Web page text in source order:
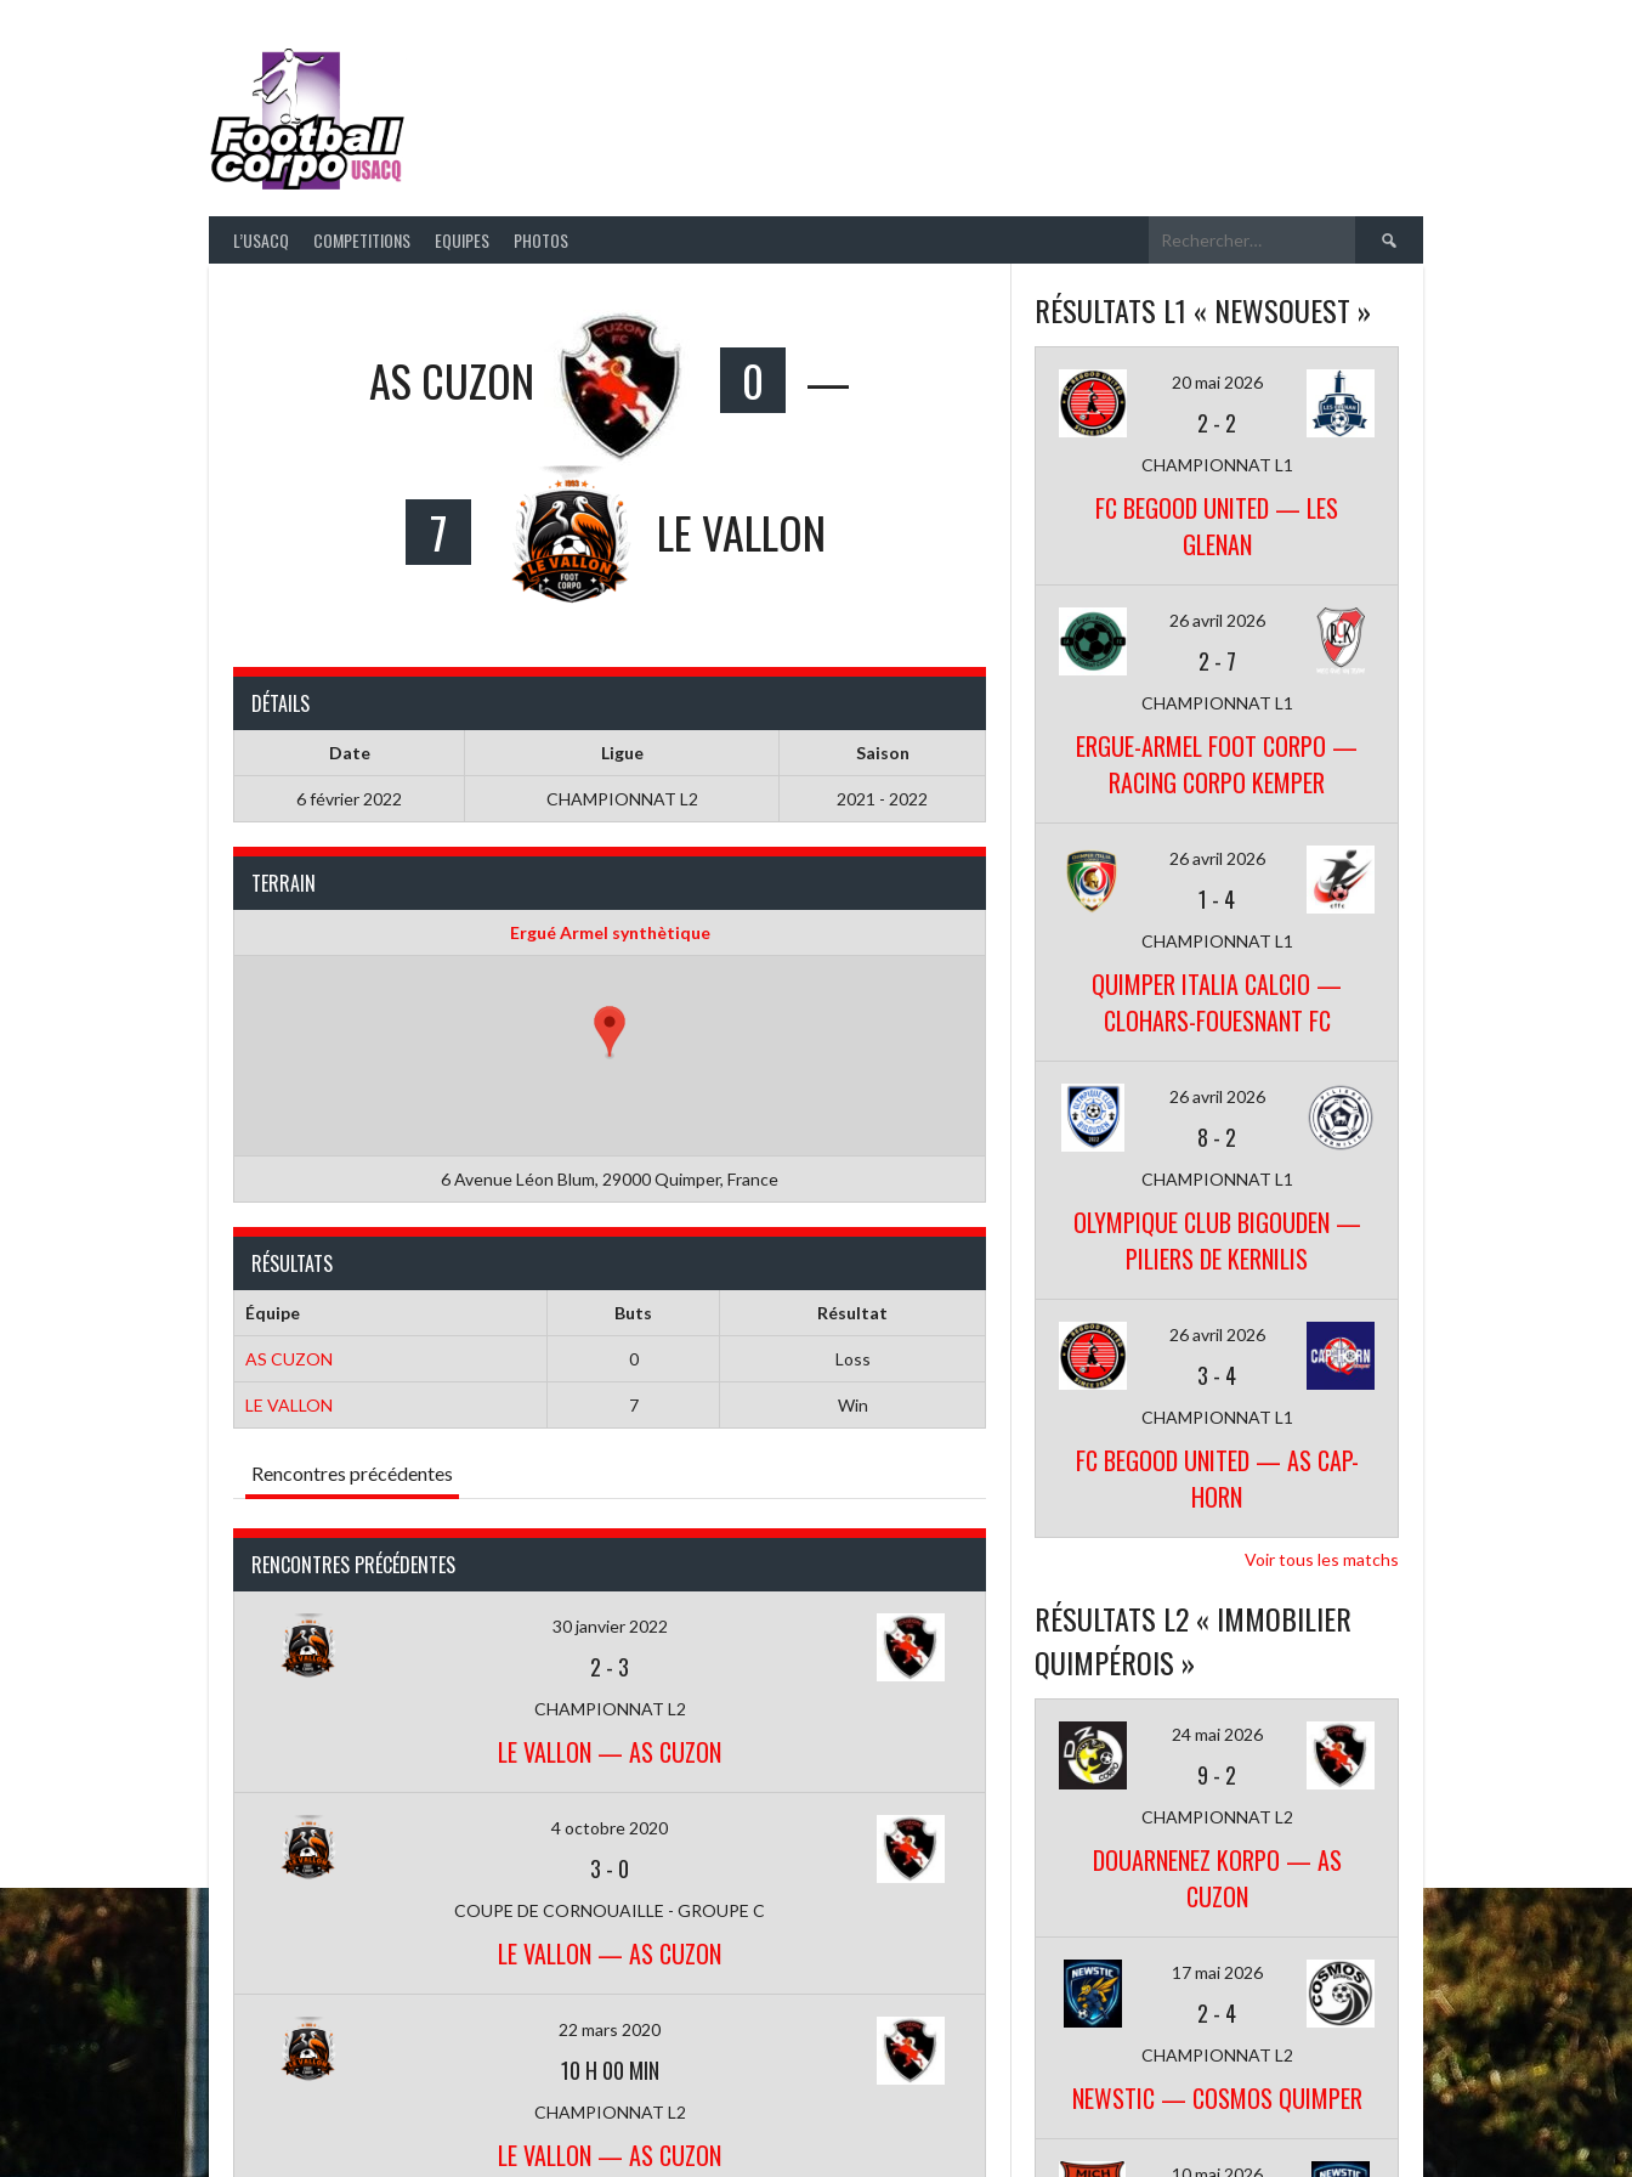
L’USACQ COMPETITIONS EQUIPES PHOTOS Rechercher :
AS CUZON 0 —
7 LE VALLON
DÉTAILS
Date Ligue Saison
6 février 2022 CHAMPIONNAT L2 2021 - 2022
TERRAIN
Ergué Armel synthètique
6 Avenue Léon Blum, 29000 Quimper, France
RÉSULTATS
Équipe Buts Résultat
AS CUZON 0 Loss
LE VALLON 7 Win
Rencontres précédentes
RENCONTRES PRÉCÉDENTES
30 janvier 2022
2 - 3
CHAMPIONNAT L2
LE VALLON — AS CUZON
4 octobre 2020
3 - 0
COUPE DE CORNOUAILLE - GROUPE C
LE VALLON — AS CUZON
22 mars 2020
10 H 00 MIN
CHAMPIONNAT L2
LE VALLON — AS CUZON
RÉSULTATS L1 « NEWSOUEST »
20 mai 2026
2 - 2
CHAMPIONNAT L1
FC BEGOOD UNITED — LES
GLENAN
26 avril 2026
2 - 7
CHAMPIONNAT L1
ERGUE-ARMEL FOOT CORPO —
RACING CORPO KEMPER
26 avril 2026
1 - 4
CHAMPIONNAT L1
QUIMPER ITALIA CALCIO —
CLOHARS-FOUESNANT FC
26 avril 2026
8 - 2
CHAMPIONNAT L1
OLYMPIQUE CLUB BIGOUDEN —
PILIERS DE KERNILIS
26 avril 2026
3 - 4
CHAMPIONNAT L1
FC BEGOOD UNITED — AS CAP-
HORN
Voir tous les matchs
RÉSULTATS L2 « IMMOBILIER
QUIMPÉROIS »
24 mai 2026
9 - 2
CHAMPIONNAT L2
DOUARNENEZ KORPO — AS
CUZON
17 mai 2026
2 - 4
CHAMPIONNAT L2
NEWSTIC — COSMOS QUIMPER